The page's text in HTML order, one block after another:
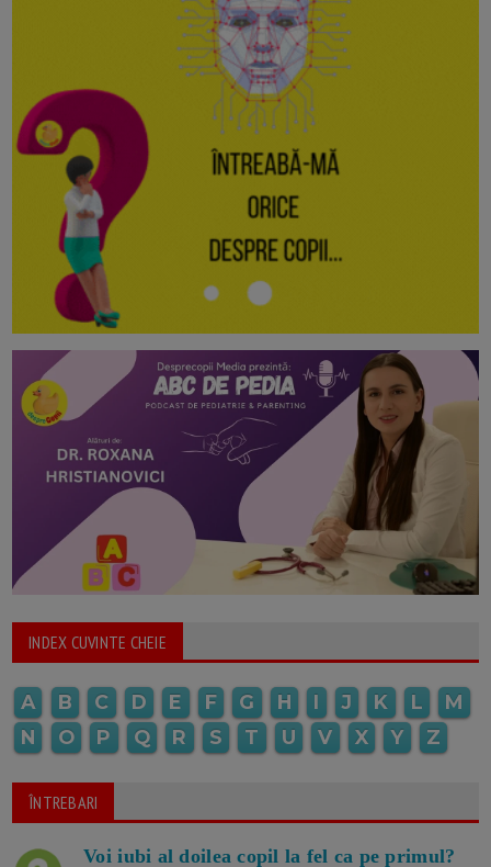
INDEX CUVINTE CHEIE
A B C D E F G H I J K L
M
N
O P Q R S T U V X Y Z
ÎNTREBARI
Voi iubi al doilea copil la fel ca pe primul?